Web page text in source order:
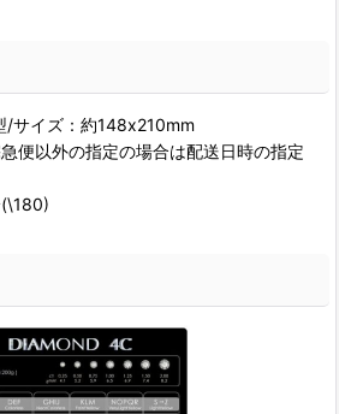
/サイズ：約148x210mm
便以外の指定の場合は配送日時の指定